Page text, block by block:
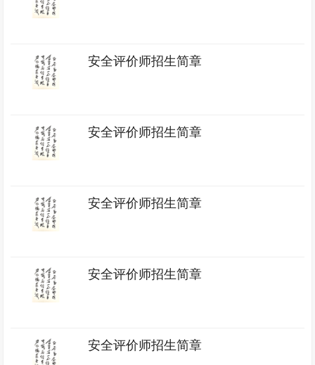
安全评价师招生简章
安全评价师招生简章
安全评价师招生简章
安全评价师招生简章
安全评价师招生简章